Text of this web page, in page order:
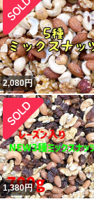
2,080円
1,380円